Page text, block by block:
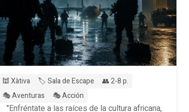
🕍 Xàtiva 🏷️ Sala de Escape
👥 2-8 p.
🎭 Aventuras
🎭 Acción
"Enfréntate a las raíces de la cultura africana,